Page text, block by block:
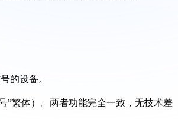
的设备。
”繁体）。两者功能完全一致，无技术差